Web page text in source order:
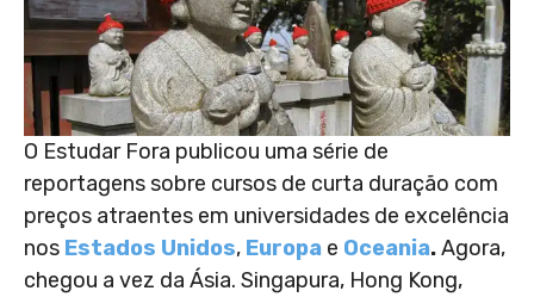
O Estudar Fora publicou uma série de
reportagens sobre cursos de curta duração com
preços atraentes em universidades de excelência
nos Estados Unidos, Europa e Oceania.Agora,
chegou a vez da Ásia. Singapura, Hong Kong,